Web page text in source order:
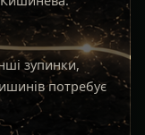
зупинки,
потребує